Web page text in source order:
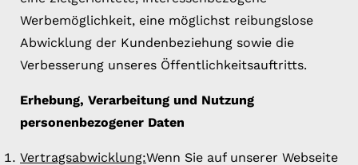
Werbemöglichkeit, eine möglichst reibungslose
Abwicklung der Kundenbeziehung sowie die
Verbesserung unseres Öffentlichkeitsauftritts.
Erhebung, Verarbeitung und Nutzung
personenbezogener Daten
Vertragsabwicklung:Wenn Sie auf unserer Webseite